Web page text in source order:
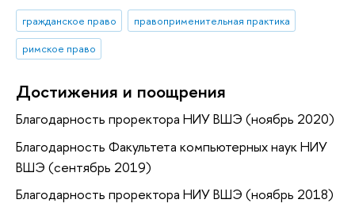
гражданское право
правоприменительная практика
римское право
Достижения и поощрения
Благодарность проректора НИУ ВШЭ (ноябрь 2020)
Благодарность Факультета компьютерных наук НИУ
ВШЭ (сентябрь 2019)
Благодарность проректора НИУ ВШЭ (ноябрь 2018)